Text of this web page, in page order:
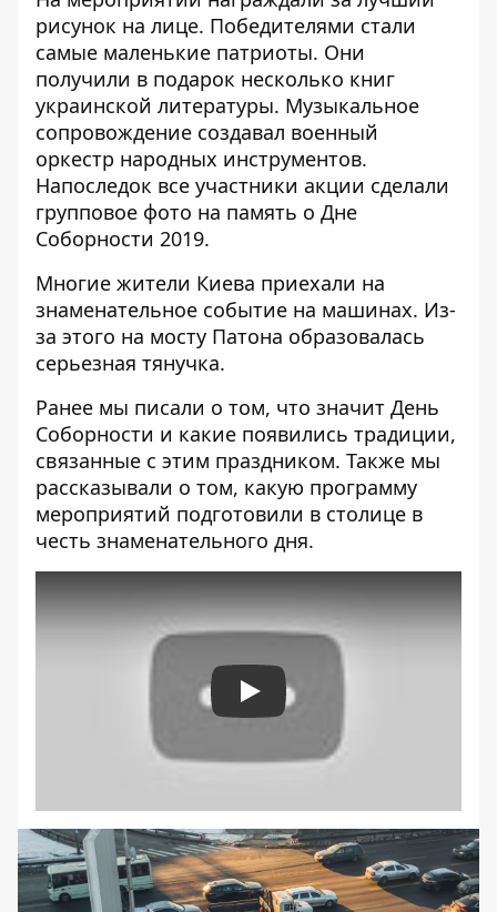
рисунок на лице. Победителями стали
самые маленькие патриоты. Они
получили в подарок несколько книг
украинской литературы. Музыкальное
сопровождение создавал военный
оркестр народных инструментов.
Напоследок все участники акции сделали
групповое фото на память о Дне
Соборности 2019.
Многие жители Киева приехали на
знаменательное событие на машинах. Из-
за этого на мосту Патона образовалась
серьезная тянучка.
Ранее мы писали о том, что значит День
Соборности и какие появились традиции,
связанные с этим праздником. Также мы
рассказывали о том, какую программу
мероприятий подготовили в столице в
честь знаменательного дня.
Play